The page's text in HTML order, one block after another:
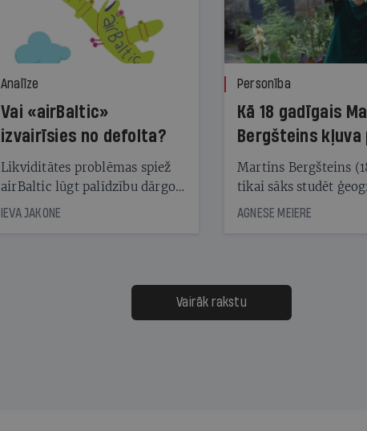
Analīze
Vai «airBaltic»
izvairīsies no defolta?
Likviditātes problēmas spiež
airBaltic lūgt palīdzību dārgo
obligāciju turētājiem, taču
samaksāt augstos procentus,
kas jāpārskaita jau trīs dienas
pirms nākamās sapulces
IEVA JAKONE
Personība
Kā 18 gadīgais
Bergšteins kļuva
laika ziņu seju?
Martins Bergšteins
tikai sāks studēt
bet viņa sacītajam jau
uzcītīga darba,
atbalsts un drosme
meteovērojumus arī
AGNESE MEIERE
Vairāk rakstu